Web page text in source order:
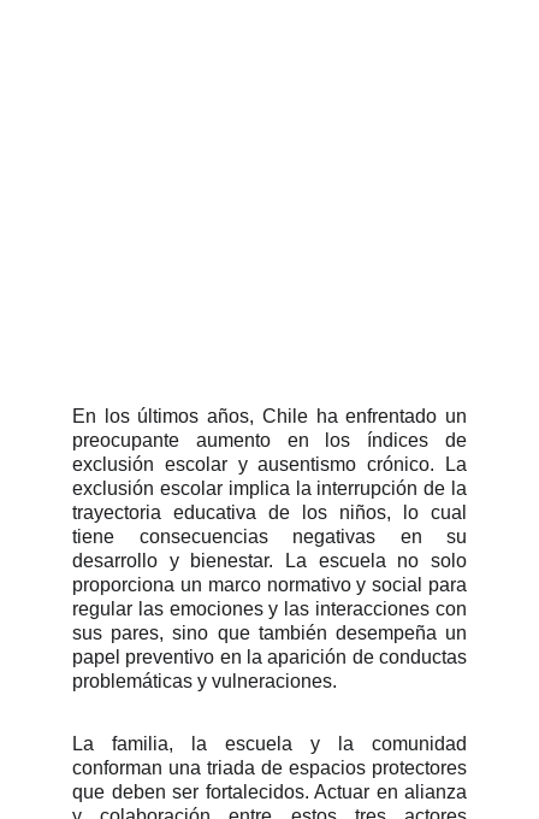
En los últimos años, Chile ha enfrentado un
preocupante aumento en los índices de
exclusión escolar y ausentismo crónico. La
exclusión escolar implica la interrupción de la
trayectoria educativa de los niños, lo cual
tiene consecuencias negativas en su
desarrollo y bienestar. La escuela no solo
proporciona un marco normativo y social para
regular las emociones y las interacciones con
sus pares, sino que también desempeña un
papel preventivo en la aparición de conductas
problemáticas y vulneraciones.
La familia, la escuela y la comunidad
conforman una triada de espacios protectores
que deben ser fortalecidos. Actuar en alianza